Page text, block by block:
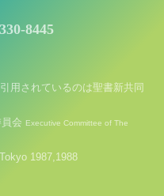
8445
用されているのは聖書新共同
会 Executive Committee of The
1987,1988